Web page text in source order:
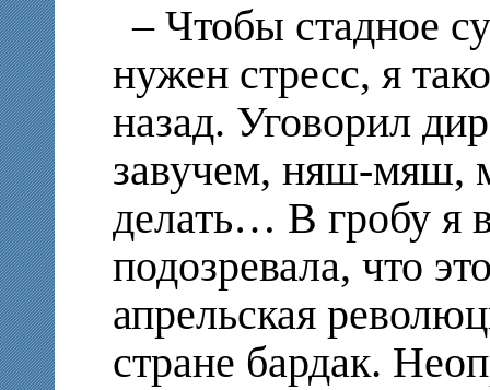
– Чтобы стадное
нужен стресс, я
назад. Уговорил
завучем, няш-мяш,
делать… В гробу я
подозревала, что
апрельская
стране бардак.